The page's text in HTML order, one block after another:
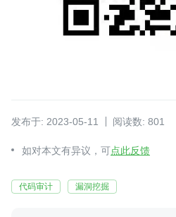
发布于: 2023-05-11 阅读数: 801
如对本文有异议，可点此反馈
代码审计 漏洞挖掘